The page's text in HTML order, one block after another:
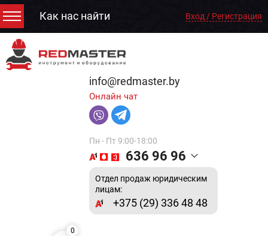
Как нас найти Вход / Регистрация
info@redmaster.by
Онлайн чат
Пн - Пт 9:00-18:00
636 96 96
Отдел продаж юридическим
лицам:
+375 (29) 336 48 48
0